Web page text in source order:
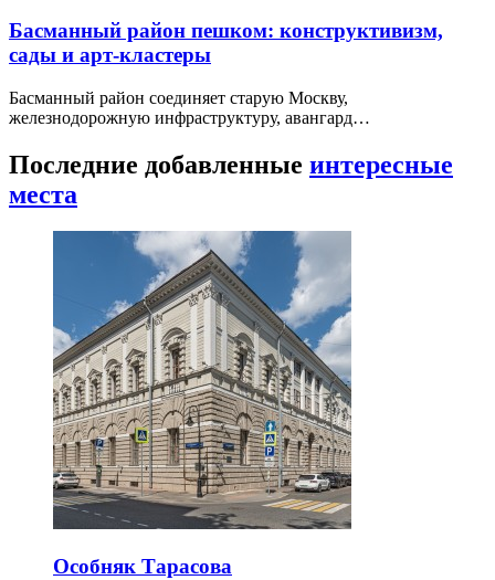
Басманный район пешком: конструктивизм,
сады и арт-кластеры
Басманный район соединяет старую Москву,
железнодорожную инфраструктуру, авангард…
Последние добавленные интересные
места
Особняк Тарасова